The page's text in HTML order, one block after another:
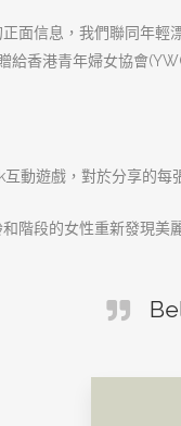
正面信息，我們聯同年輕
給香港青年婦女協會
動遊戲，對於分享的每
階段的女性重新發現美